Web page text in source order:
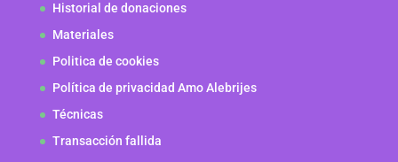
Historial de donaciones
Materiales
Politica de cookies
Política de privacidad Amo Alebrijes
Técnicas
Transacción fallida